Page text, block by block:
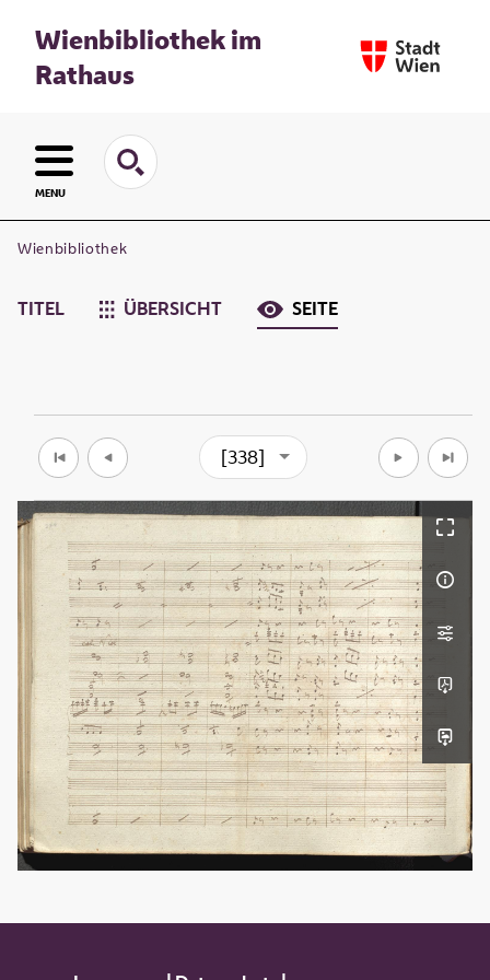
Wienbibliothek im
Rathaus
MENU
Wienbibliothek
TITEL ÜBERSICHT SEITE
[338]